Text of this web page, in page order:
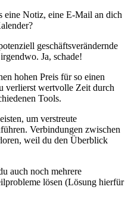
eine Notiz, eine E-Mail an dich
geschäftsverändernde
Ja, schade!
hohen Preis für so einen
verlierst wertvolle Zeit durch
Tools.
um verstreute
Verbindungen zwischen
weil du den Überblick
auch noch mehrere
lösen (Lösung hierfür